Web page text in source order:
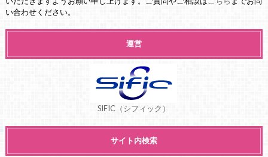
い合わせください。
運営
SIFIC（シフィック）
サイト内検索